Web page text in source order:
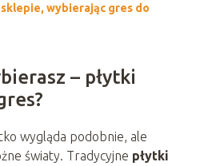
wybierając gres do
– płytki
wygląda podobnie, ale
światy. Tradycyjne płytki